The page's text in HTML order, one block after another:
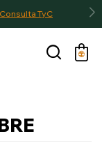
Consulta TyC